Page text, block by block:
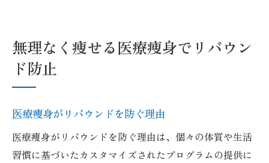
無理なく痩せる医療痩身でリバウン
ド防止
医療痩身がリバウンドを防ぐ理由
医療痩身がリバウンドを防ぐ理由は、個々の体質や生活
習慣に基づいたカスタマイズされたプログラムの提供に